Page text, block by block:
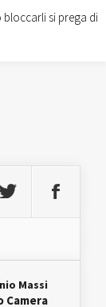
Massi
Camera
si prega di